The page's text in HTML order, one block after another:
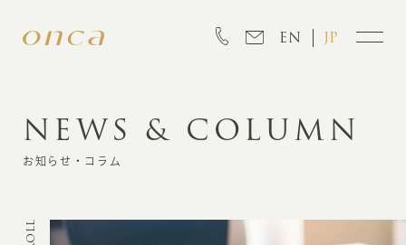
EN JP
INFORMATION
NEWS & COLUMN
お知らせ・コラム